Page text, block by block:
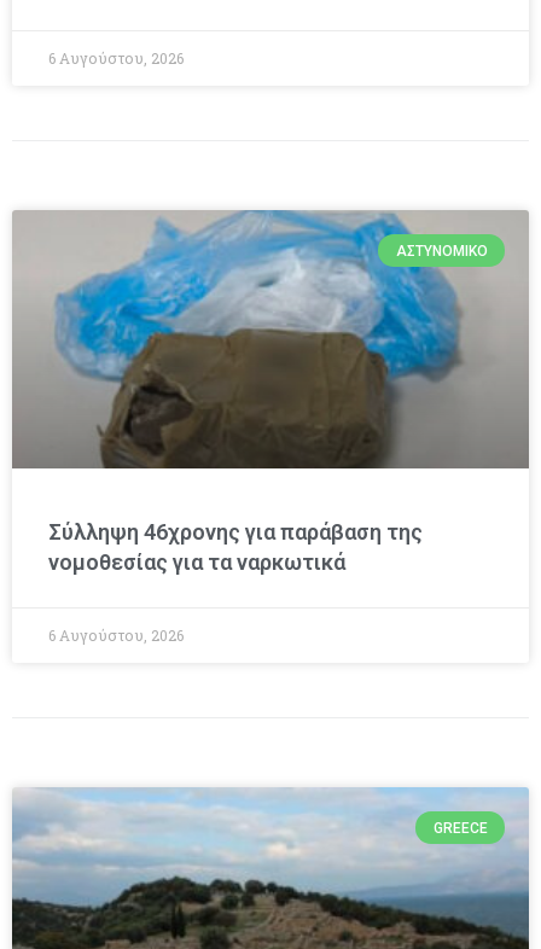
6 Αυγούστου, 2026
ΑΣΤΥΝΟΜΙΚΌ
Σύλληψη 46χρονης για παράβαση της
νομοθεσίας για τα ναρκωτικά
6 Αυγούστου, 2026
GREECE